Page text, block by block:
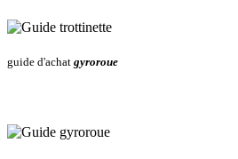
guide d'achat gyroroue